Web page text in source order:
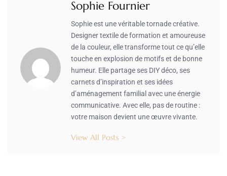
Sophie Fournier
Sophie est une véritable tornade créative.
Designer textile de formation et amoureuse
de la couleur, elle transforme tout ce qu’elle
touche en explosion de motifs et de bonne
humeur. Elle partage ses DIY déco, ses
carnets d’inspiration et ses idées
d’aménagement familial avec une énergie
communicative. Avec elle, pas de routine :
votre maison devient une œuvre vivante.
View All Posts >